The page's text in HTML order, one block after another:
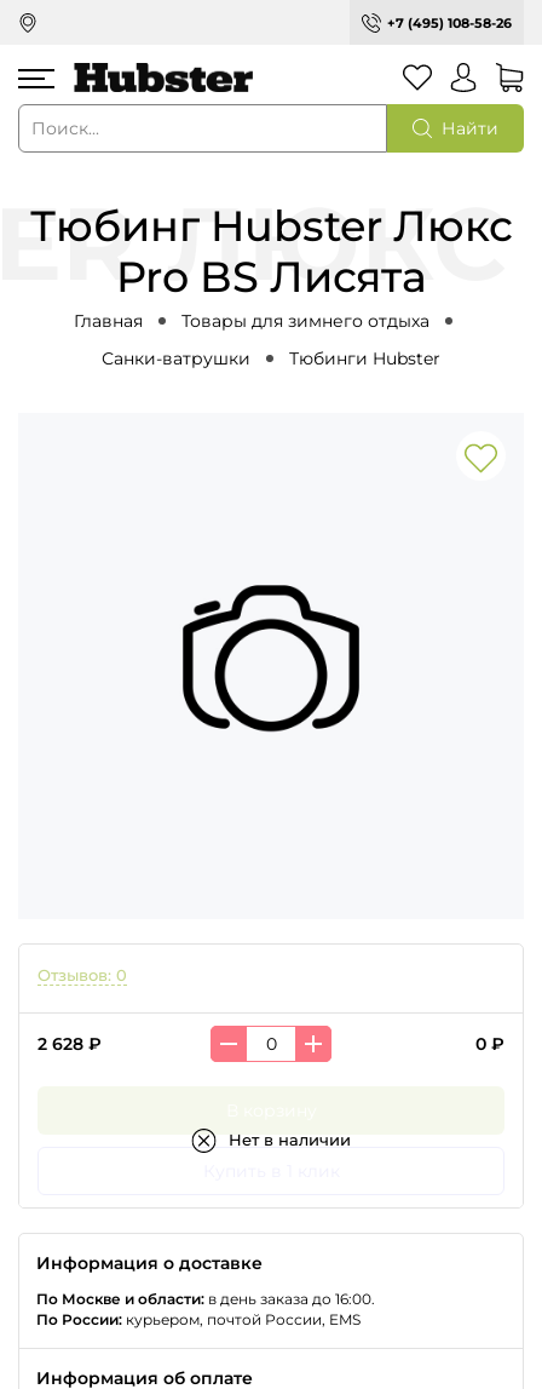
+7 (495) 108-58-26
Найти
Тюбинг Hubster Люкс
Pro BS Лисята
Главная
Товары для зимнего отдыха
Санки-ватрушки
Тюбинги Hubster
Отзывов: 0
2 628 ₽ 0 ₽
Нет в наличии
Информация о доставке
По Москве и области: в день заказа до 16:00.
По России: курьером, почтой России, EMS
Информация об оплате